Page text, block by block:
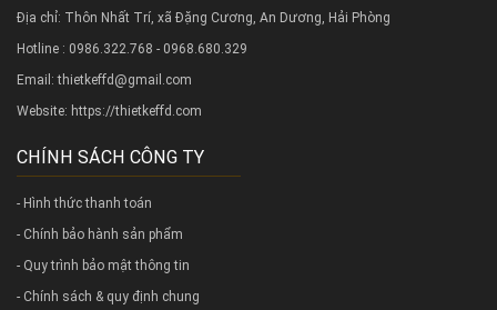
Địa chỉ: Thôn Nhất Trí, xã Đặng Cương, An Dương, Hải Phòng
Hotline : 0986.322.768 - 0968.680.329
Email: thietkeffd@gmail.com
Website: https://thietkeffd.com
CHÍNH SÁCH CÔNG TY
- Hình thức thanh toán
- Chính bảo hành sản phẩm
- Quy trình bảo mật thông tin
- Chính sách & quy định chung